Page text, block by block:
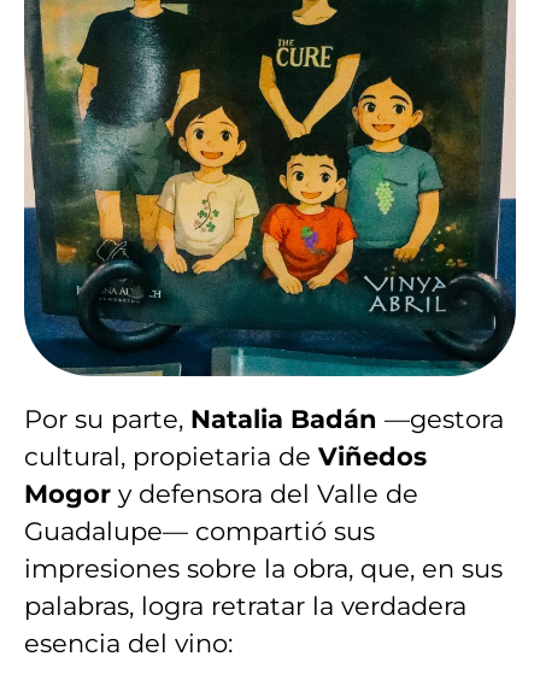
Por su parte, Natalia Badán —gestora
cultural, propietaria de Viñedos
Mogor y defensora del Valle de
Guadalupe— compartió sus
impresiones sobre la obra, que, en sus
palabras, logra retratar la verdadera
esencia del vino: